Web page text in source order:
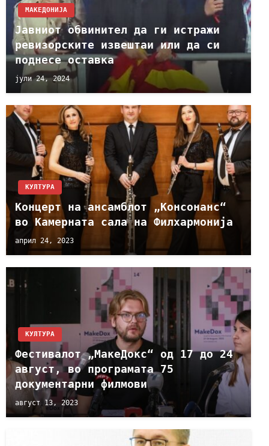
МАКЕДОНИЈА
Јавниот обвинител да ги истражи
ревизорските извештаи или да си
поднесе оставка
јули 24, 2024
КУЛТУРА
Концерт на ансамблот „Консонанс“
во Камерната сала на Филхармонија
април 24, 2023
КУЛТУРА
Фестивалот „МакеДокс“ од 17 до 24
август, во програмата 75
документарни филмови
август 13, 2023